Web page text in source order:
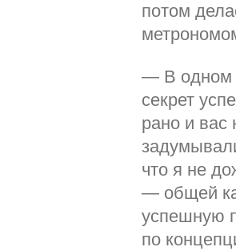
потом
— В одном
секрет
рано и вас
что я не
— общей
успешную
по